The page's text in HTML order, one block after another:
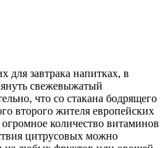
для завтрака напитках, в
свежевыжатый
что со стакана бодрящего
второго жителя европейских
количество витаминов
цитрусовых можно